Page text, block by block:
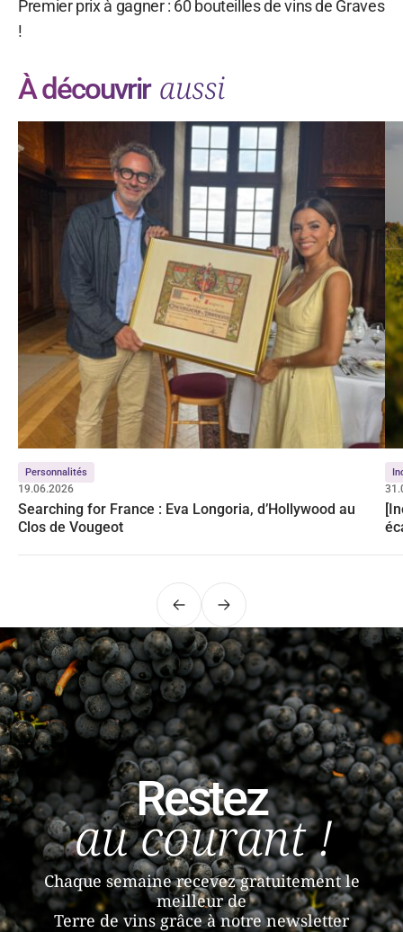
Premier prix à gagner : 60 bouteilles de vins de Graves
!
À découvrir aussi
Personnalités
19.06.2026
Searching for France : Eva Longoria, d’Hollywood au
Clos de Vougeot
PrécédentSuivant
Restez
au courant !
Chaque semaine recevez gratuitement le
meilleur de
Terre de vins grâce à notre newsletter